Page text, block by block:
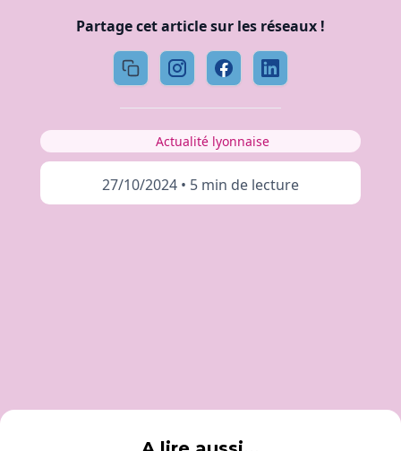
Partage cet article sur les réseaux !
Actualité lyonnaise
27/10/2024 • 5 min de lecture